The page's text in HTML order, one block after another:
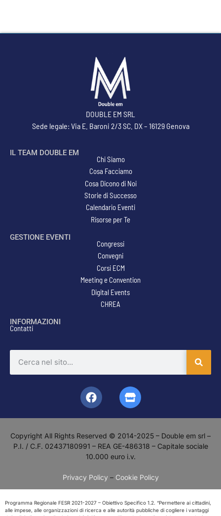
DOUBLE EM SRL
Sede legale: Via E. Baroni 2/3 SC. DX – 16129 Genova
IL TEAM DOUBLE EM
Chi Siamo
Cosa Facciamo
Cosa Dicono di Noi
Storie di Successo
Calendario Eventi
Risorse per Te
GESTIONE EVENTI
Congressi
Convegni
Corsi ECM
Meeting e Convention
Digital Events
CHREA
INFORMAZIONI
Contatti
Copyright All Rights Reserved © 2014-2025 – Double em srl –
P.I. / C.F. 02437180991 – REA GE-486318 – Capitale sociale
10.000 euro i.v.
Privacy Policy– Cookie Policy
Programma Regionale FESR 2021-2027 – Obiettivo Specifico 1.2. “Permettere ai cittadini,
alle impese, alle organizzazioni di ricerca e alle autorità pubbliche di cogliere i vantaggi